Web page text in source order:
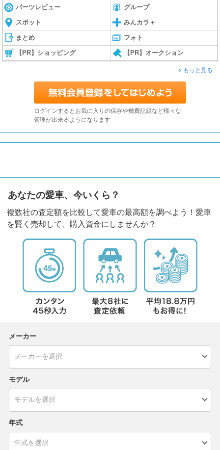
パーツレビュー グループ
スポット みんカラ＋
まとめ フォト
【PR】ショッピング 【PR】オークション
もっと見る
ログインするとお気に入りの保存や燃費記録など様々な
管理が出来るようになります
あなたの愛車、今いくら？
複数社の査定額を比較して愛車の最高額を調べよう！愛車
を賢く売却して、購入資金にしませんか？
メーカー
モデル
年式